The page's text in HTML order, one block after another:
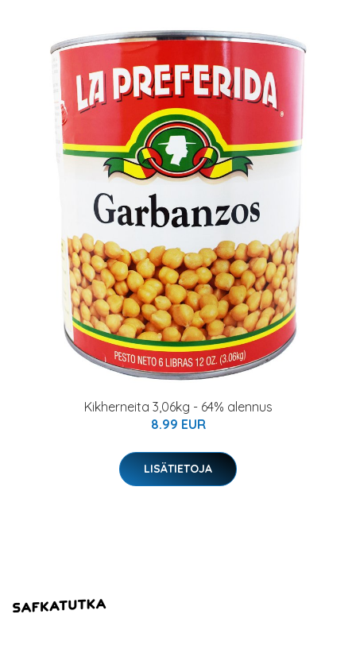
Kikherneita 3,06kg - 64% alennus
8.99 EUR
LISÄTIETOJA